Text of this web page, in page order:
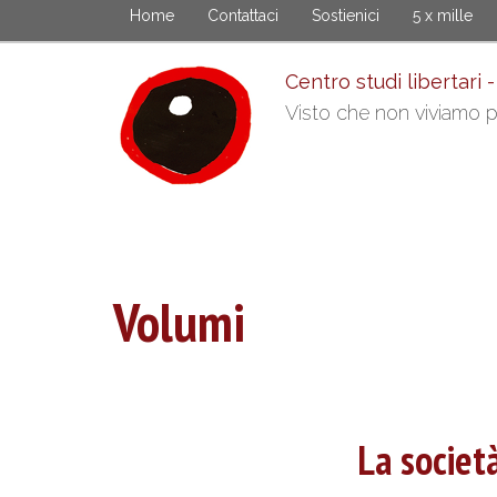
to
Home Contattaci Sostienici 5 x mille
Centro studi libertari
Visto che non viviamo
Volumi
La